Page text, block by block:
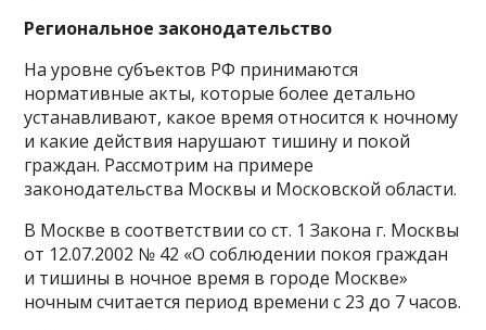
Региональное законодательство
На уровне субъектов РФ принимаются
нормативные акты, которые более детально
устанавливают, какое время относится к ночному
и какие действия нарушают тишину и покой
граждан. Рассмотрим на примере
законодательства Москвы и Московской области.
В Москве в соответствии со ст. 1 Закона г. Москвы
от 12.07.2002 № 42 «О соблюдении покоя граждан
и тишины в ночное время в городе Москве»
ночным считается период времени с 23 до 7 часов.